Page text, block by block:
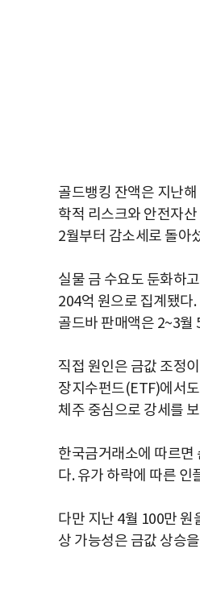
골드뱅킹 잔액은 지난
학적 리스크와 안전자
2월부터 감소세로 돌아
실물 금 수요도 둔화하
204억 원으로 집계됐다
골드바 판매액은 2~3월
직접 원인은 금값 조정
장지수펀드(ETF)에서
체주 중심으로 강세를
한국금거래소에 따르면
다. 유가 하락에 따른 인
다만 지난 4월 100만 원
상 가능성은 금값 상승